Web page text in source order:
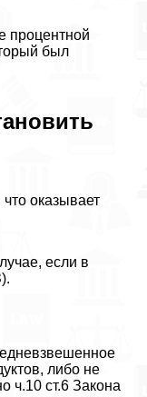
процентной
был
оказывает
если в
либо не
ч.10 ст.6 Закона